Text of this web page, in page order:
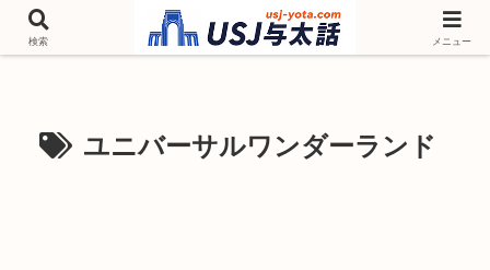
チケットやシーズンイベント ニンテンドーワールド アトラクションなどユニ
バを歩いて情報収集しています
ユニバーサルワンダーランド
検索 メニュー